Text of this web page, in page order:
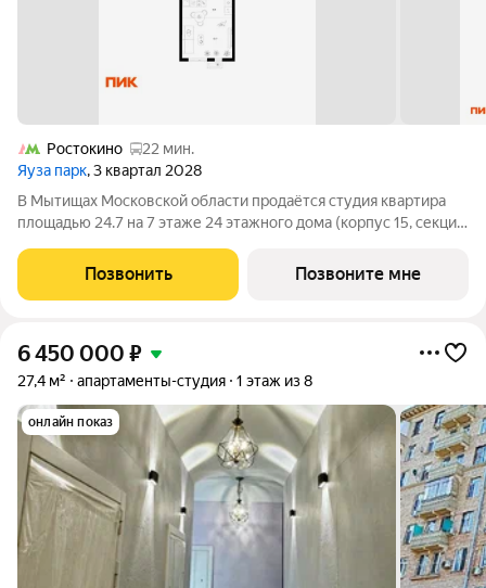
Ростокино
22 мин.
Яуза парк, 3 квартал 2028
В Мытищах Московской области продаётся студия квартира
площадью 24.7 на 7 этаже 24 этажного дома (корпус 15, секция
пешком до ж/д станции Мытищи и 20 минут на автомобиле до
метро
Позвонить Позвоните мне
6 450 000 ₽
27,4 м² апартаменты-студия 1 этаж из 8
онлайн показ